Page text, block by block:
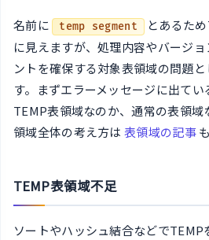
名前に temp segment
とあるた
に見えますが、処理内容やバージ
ントを確保する対象表領域の問題
す。まずエラーメッセージに出てい
TEMP表領域なのか、通常の表領域
領域全体の考え方は表領域の記事
TEMP表領域不足
ソートやハッシュ結合などでTEMP